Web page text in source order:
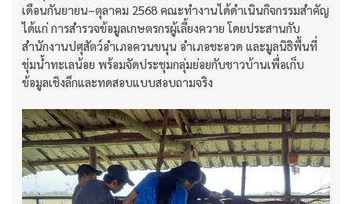
เดือนกันยายน–ตุลาคม 2568 คณะทำงานได้ดำเนินกิจกรรมสำคัญ
ได้แก่ การสำรวจข้อมูลเกษตรกรผู้เลี้ยงควาย โดยประสานกับ
สำนักงานปศุสัตว์อำเภอควนขนุน อำเภอชะอวด และมูลนิธิพื้นที่
ชุ่มน้ำทะเลน้อย พร้อมจัดประชุมกลุ่มย่อยกับชาวบ้านเพื่อเก็บ
ข้อมูลเชิงลึกและทดสอบแบบสอบถามจริง